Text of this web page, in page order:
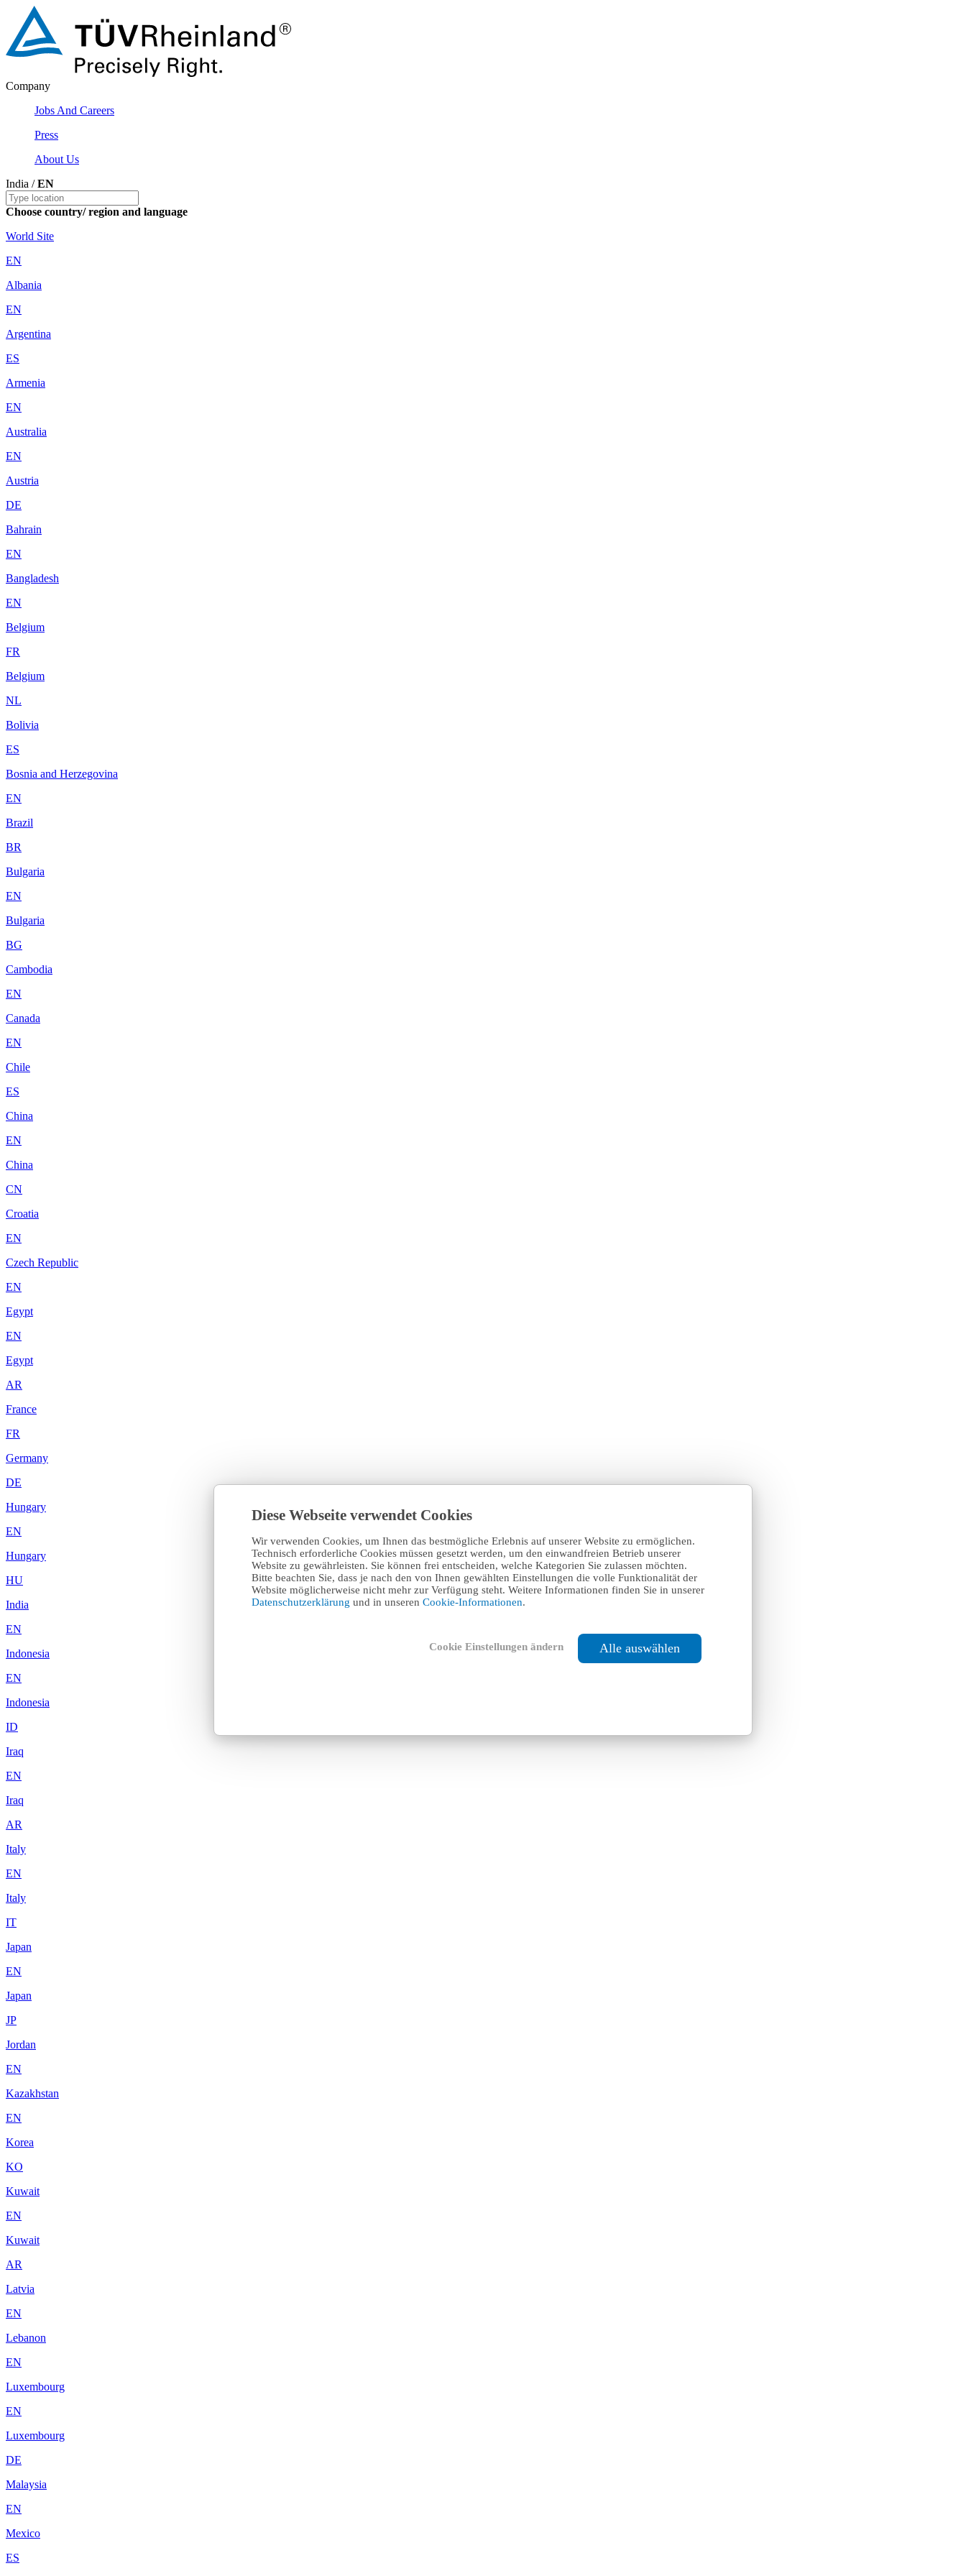
Diese Webseite verwendet Cookies
Wir verwenden Cookies, um Ihnen das bestmögliche Erlebnis auf unserer Website zu ermöglichen.
Technisch erforderliche Cookies müssen gesetzt werden, um den einwandfreien Betrieb unserer
Website zu gewährleisten. Sie können frei entscheiden, welche Kategorien Sie zulassen möchten.
Bitte beachten Sie, dass je nach den von Ihnen gewählten Einstellungen die volle Funktionalität der
Website möglicherweise nicht mehr zur Verfügung steht. Weitere Informationen finden Sie in unserer
Datenschutzerklärung und in unseren Cookie-Informationen.
Cookie Einstellungen ändern Alle auswählen
Company
Jobs And Careers
Press
About Us
India /EN
Choose country/ region and language
World Site
EN
Albania
EN
Argentina
ES
Armenia
EN
Australia
EN
Austria
DE
Bahrain
EN
Bangladesh
EN
Belgium
FR
Belgium
NL
Bolivia
ES
Bosnia and Herzegovina
EN
Brazil
BR
Bulgaria
EN
Bulgaria
BG
Cambodia
EN
Canada
EN
Chile
ES
China
EN
China
CN
Croatia
EN
Czech Republic
EN
Egypt
EN
Egypt
AR
France
FR
Germany
DE
Hungary
EN
Hungary
HU
India
EN
Indonesia
EN
Indonesia
ID
Iraq
EN
Iraq
AR
Italy
EN
Italy
IT
Japan
EN
Japan
JP
Jordan
EN
Kazakhstan
EN
Korea
KO
Kuwait
EN
Kuwait
AR
Latvia
EN
Lebanon
EN
Luxembourg
EN
Luxembourg
DE
Malaysia
EN
Mexico
ES